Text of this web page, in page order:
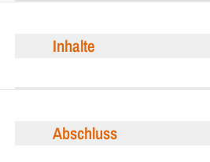
Inhalte
Abschluss